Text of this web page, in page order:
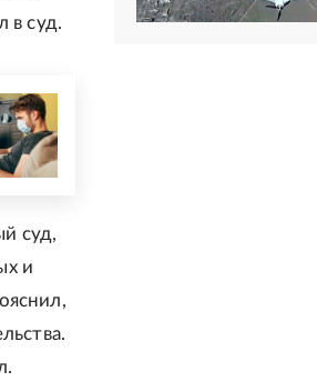
в суд.
суд,
и